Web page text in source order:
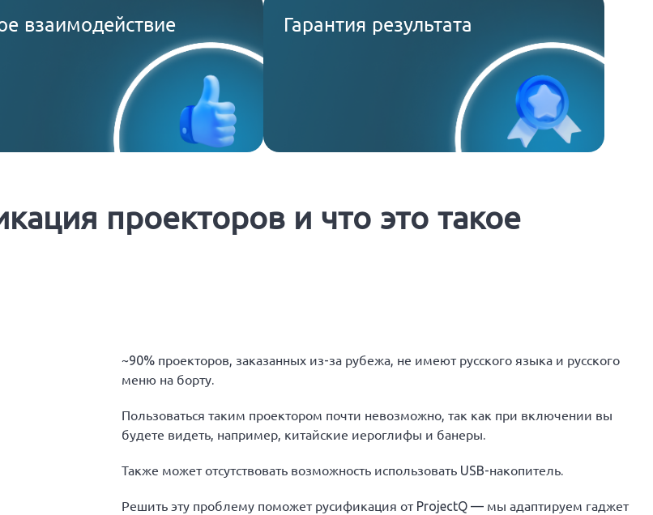
взаимодействие Гарантия результата
проекторов и что это такое
~90% проекторов, заказанных из-за рубежа, не имеют русского языка и русского
меню на борту.
Пользоваться таким проектором почти невозможно, так как при включении вы
будете видеть, например, китайские иероглифы и банеры.
Также может отсутствовать возможность использовать USB-накопитель.
Решить эту проблему поможет русификация от ProjectQ — мы адаптируем гаджет